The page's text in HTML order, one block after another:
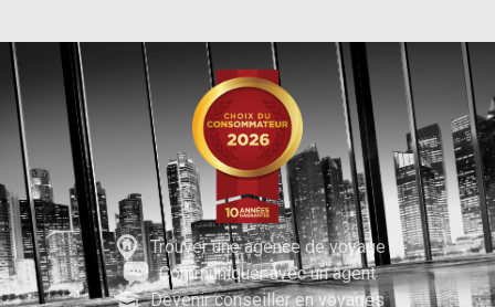
Trouver une agence de voyage
Communiquer avec un agent
Devenir conseiller en voyages